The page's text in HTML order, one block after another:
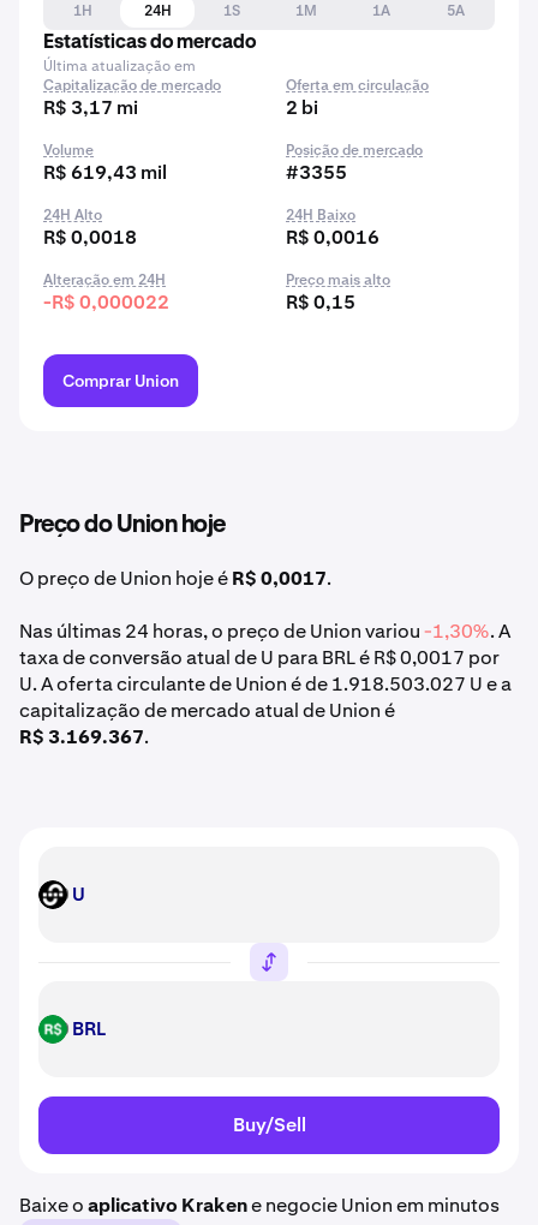
1H 24H 1S 1M 1A
5A
Estatísticas do mercado
Última atualização em
Capitalização de mercado
R$ 3,17 mi
Oferta em circulação
2 bi
Volume
R$ 619,43 mil
Posição de mercado
#3355
24H Alto
R$ 0,0018
24H Baixo
R$ 0,0016
Alteração em 24H
-R$ 0,000022
Preço mais alto
R$ 0,15
Comprar Union
Preço do Union hoje
O preço de Union hoje éR$ 0,0017.
Nas últimas 24 horas, o preço de Union variou-1,30%. A
taxa de conversão atual de U para BRL é R$ 0,0017 por
U. A oferta circulante de Union é de 1.918.503.027 U e a
capitalização de mercado atual de Union é
R$ 3.169.367.
U U
BRL BRL
Buy/Sell
Baixe oaplicativo Krakene negocie Union em minutos